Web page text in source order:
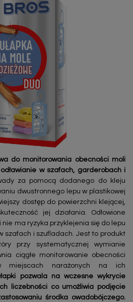
do monitorowania obecności moli
w szafach, garderobach i
za pomocą dodanego do kleju
dwustronnego lepu w plastikowej
dostęp do powierzchni klejącej,
jej działania. Odłowione
ma ryzyka przyklejenia się do lepu
szafach i szufladach. Jest to produkt
przy systematycznej wymianie
ciągłe monitorowanie obecności
narażonych na ich
pozwala na wczesne wykrycie
liczebności co umożliwia podjęcie
środka owadobójczego.